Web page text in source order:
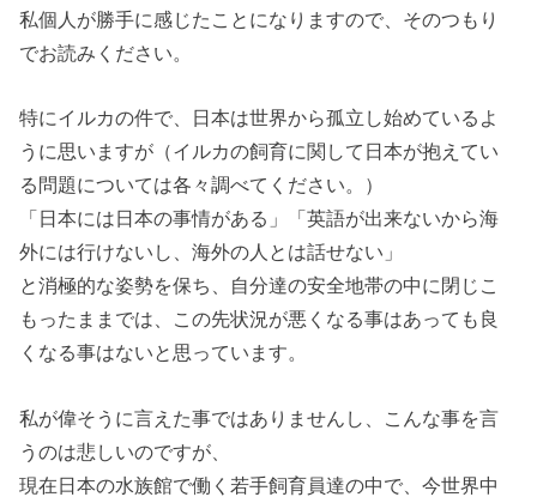
私個人が勝手に感じたことになりますので、そのつもり
でお読みください。
特にイルカの件で、日本は世界から孤立し始めているよ
うに思いますが（イルカの飼育に関して日本が抱えてい
る問題については各々調べてください。）
「日本には日本の事情がある」「英語が出来ないから海
外には行けないし、海外の人とは話せない」
と消極的な姿勢を保ち、自分達の安全地帯の中に閉じこ
もったままでは、この先状況が悪くなる事はあっても良
くなる事はないと思っています。
私が偉そうに言えた事ではありませんし、こんな事を言
うのは悲しいのですが、
現在日本の水族館で働く若手飼育員達の中で、今世界中